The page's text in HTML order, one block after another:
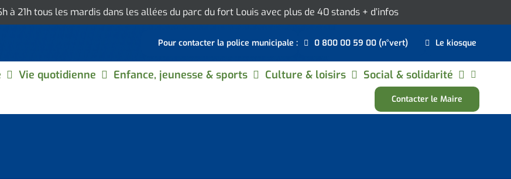
à 21h tous les mardis dans les allées du parc du fort Louis avec plus de 40 stands + d’infos
Pour contacter la police municipale : 0 800 00 59 00 (n°vert) Le kiosque
Vie quotidienne Enfance, jeunesse & sports Culture & loisirs Social & solidarité
Contacter le Maire